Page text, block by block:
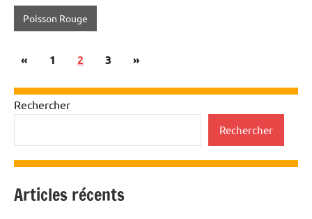
Poisson Rouge
Pagination
publications
«Publications
1 2 3
Articles
»
Rechercher
Rechercher
Articles récents